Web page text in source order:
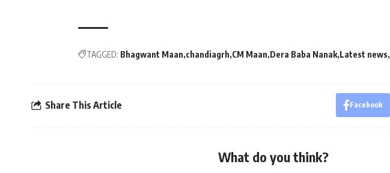
TAGGED: Bhagwant Maan chandiagrh CM Maan Dera Baba Nanak Latest news
Share This Article Facebook
What do you think?